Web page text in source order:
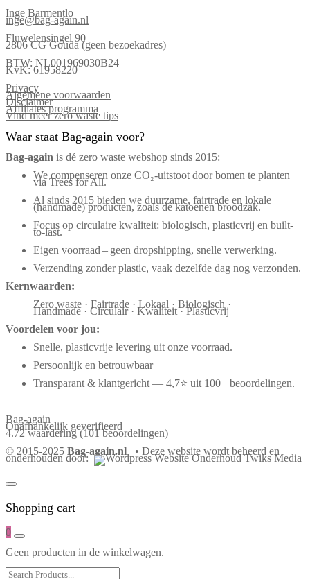
Inge Barmentlo
inge@bag-again.nl
Fluwelensingel 90
2806 CG Gouda (geen bezoekadres)
BTW: NL001969030B24
KvK: 61958220
Privacy
Algemene voorwaarden
Disclaimer
Affiliates programma
Vind meer zero waste tips
Waar staat Bag-again voor?
Bag‑again is dé zero waste webshop sinds 2015:
We compenseren onze CO₂-uitstoot door bomen te planten
via Trees for All.
Al sinds 2015 bieden we duurzame, fairtrade en lokale
(handmade) producten, zoals de katoenen broodzak.
Focus op circulaire kwaliteit: biologisch, plasticvrij en built-
to-last.
Eigen voorraad – geen dropshipping, snelle verwerking.
Verzending zonder plastic, vaak dezelfde dag nog verzonden.
Kernwaarden:
Zero waste · Fairtrade · Lokaal · Biologisch ·
Handmade · Circulair · Kwaliteit · Plasticvrij
Voordelen voor jou:
Snelle, plasticvrije levering uit onze voorraad.
Persoonlijk en betrouwbaar
Transparant & klantgericht — 4,7⭐ uit 100+ beoordelingen.
Bag-again
Onafhankelijk geverifieerd
4.72 waardering (101 beoordelingen)
© 2015-2025 Bag-again.nl • Deze website wordt beheerd en
onderhouden door:
Shopping cart
0
Geen producten in de winkelwagen.